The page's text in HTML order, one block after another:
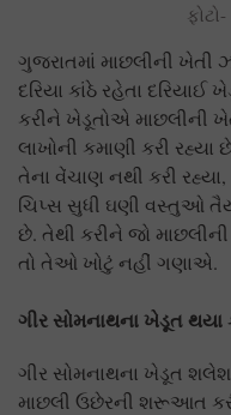
ગુજરાતમાં માછલીની ખેતી
દરિયા કાંઠે રહેતા દરિયાઈ
કરીને ખેડૂતોએ માછલીની
લાખોની કમાણી કરી
તેના વેંચાણ નથી કરી
ચિપ્સ સુધી ઘણી વસ્તુઓ
છે. તેથી કરીને જો
તો તેઓ ખોટું નહીં ગણાએ.
ગીર સોમનાથના ખેડૂત થયા
ગીર સોમનાથના ખેડૂત શલેશ
માછલી ઉછેરની શરૂઆત